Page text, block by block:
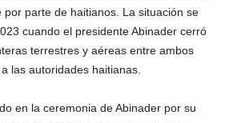
parte de haitianos. La situación se
cuando el presidente Abinader cerró
terrestres y aéreas entre ambos
las autoridades haitianas.
en la ceremonia de Abinader por su